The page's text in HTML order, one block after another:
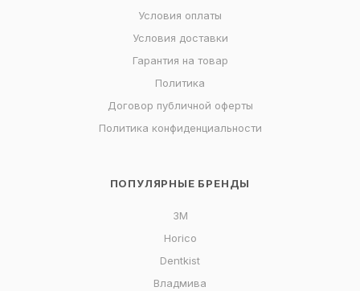
Условия оплаты
Условия доставки
Гарантия на товар
Политика
Договор публичной оферты
Политика конфиденциальности
ПОПУЛЯРНЫЕ БРЕНДЫ
3M
Horico
Dentkist
Владмива